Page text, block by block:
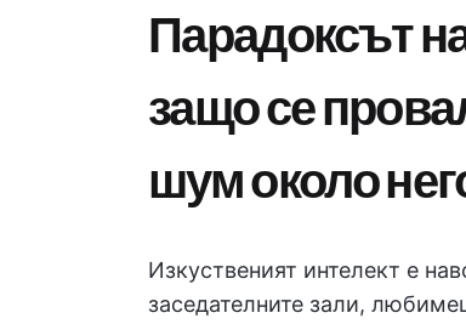
Парадоксът
защо се
шум около
Изкуственият интелект е
заседателните зали,